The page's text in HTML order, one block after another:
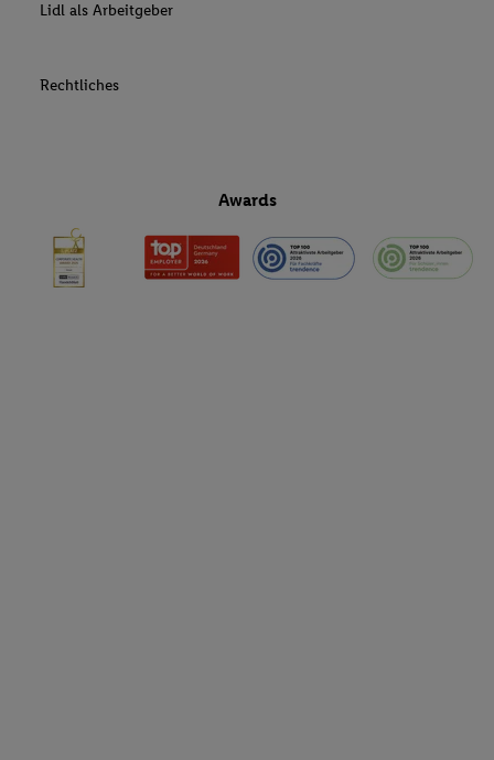
Lidl als Arbeitgeber
Rechtliches
Awards